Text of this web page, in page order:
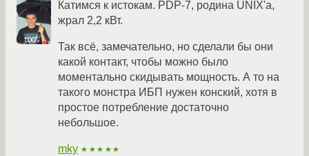
Катимся к истокам. PDP-7, родина UNIX'а,
жрал 2,2 кВт.
Так всё, замечательно, но сделали бы они
какой контакт, чтобы можно было
моментально скидывать мощность. А то на
такого монстра ИБП нужен конский, хотя в
простое потребление достаточно
небольшое.
mky ★★★★★